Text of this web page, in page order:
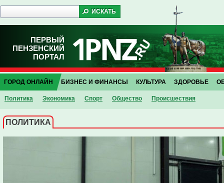
ПЕРВЫЙ
ПЕНЗЕНСКИЙ
ПОРТАЛ
ГОРОД ОНЛАЙН
Политика Экономика Спорт Общество Проиcшествия
БИЗНЕС И ФИНАНСЫ КУЛЬТУРА ЗДОРОВЬЕ
ПОЛИТИКА